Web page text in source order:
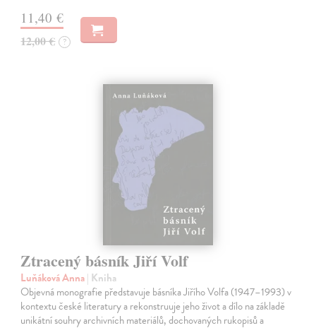
11,40 €
12,00 € ?
Ztracený básník Jiří Volf
Luňáková Anna| Kniha
Objevná monografie představuje básníka Jiřího Volfa (1947–1993) v
kontextu české literatury a rekonstruuje jeho život a dílo na základě
unikátní souhry archivních materiálů, dochovaných rukopisů a